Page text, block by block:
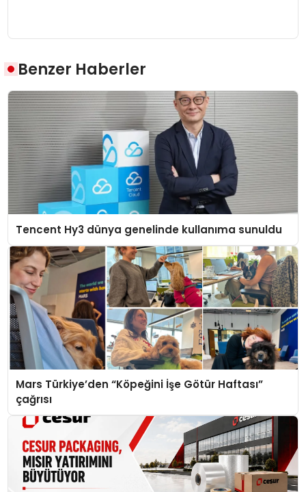
Benzer Haberler
Tencent Hy3 dünya genelinde kullanıma sunuldu
Mars Türkiye’den “Köpeğini İşe Götür Haftası”
çağrısı